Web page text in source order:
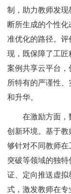
制，助力教师发
断所生成的个性
准优化的路径。评
现，既保障了工
案例共享云平台
所特有的严谨性
和升华。
在激励方面，数
创新环境。基于
够针对不同教师
突破等领域的独
证、定向推送虚
式，激发教师在